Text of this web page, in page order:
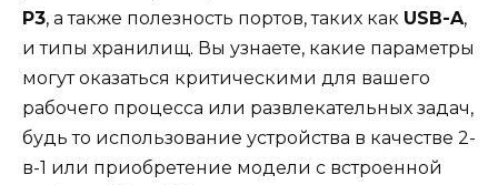
P3, а также полезность портов, таких как USB-A,
и типы хранилищ. Вы узнаете, какие параметры
могут оказаться критическими для вашего
рабочего процесса или развлекательных задач,
будь то использование устройства в качестве 2-
в-1 или приобретение модели с встроенной